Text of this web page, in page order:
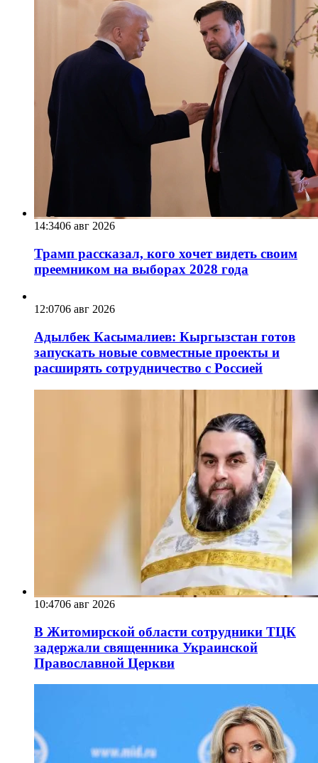
14:3406 авг 2026
Трамп рассказал, кого хочет видеть своим
преемником на выборах 2028 года
12:0706 авг 2026
Адылбек Касымалиев: Кыргызстан готов
запускать новые совместные проекты и
расширять сотрудничество с Россией
10:4706 авг 2026
В Житомирской области сотрудники ТЦК
задержали священника Украинской
Православной Церкви